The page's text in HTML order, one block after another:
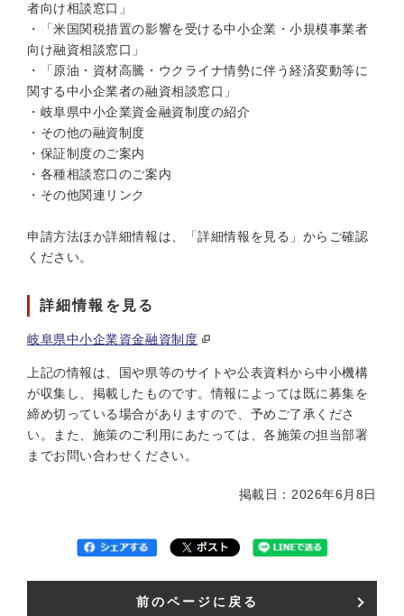
者向け相談窓口」
・「米国関税措置の影響を受ける中小企業・小規模事業者
向け融資相談窓口」
・「原油・資材高騰・ウクライナ情勢に伴う経済変動等に
関する中小企業者の融資相談窓口」
・岐阜県中小企業資金融資制度の紹介
・その他の融資制度
・保証制度のご案内
・各種相談窓口のご案内
・その他関連リンク
申請方法ほか詳細情報は、「詳細情報を見る」からご確認
ください。
詳細情報を見る
岐阜県中小企業資金融資制度
上記の情報は、国や県等のサイトや公表資料から中小機構
が収集し、掲載したものです。情報によっては既に募集を
締め切っている場合がありますので、予めご了承くださ
い。また、施策のご利用にあたっては、各施策の担当部署
までお問い合わせください。
掲載日：2026年6月8日
前のページに戻る